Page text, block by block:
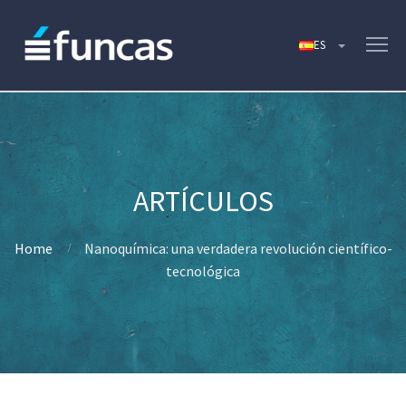
Home
Nanoquímica: una verdadera revolución científico-
tecnológica